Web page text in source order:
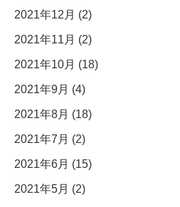
2021年12月 (2)
2021年11月 (2)
2021年10月 (18)
2021年9月 (4)
2021年8月 (18)
2021年7月 (2)
2021年6月 (15)
2021年5月 (2)